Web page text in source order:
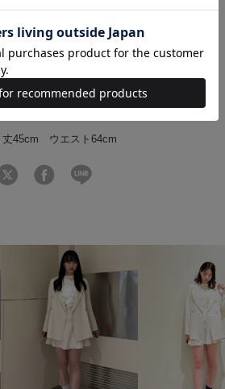
01 00
（レディアゼル）
丈45cm ウエスト64cm